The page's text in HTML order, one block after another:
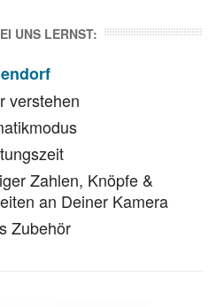
UNS LERNST:
verstehen
Zahlen, Knöpfe &
an Deiner Kamera
Zubehör